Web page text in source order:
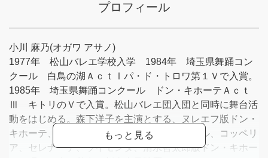
プロフィール
小川 麻乃(オガワ アサノ)
1977年 松山バレエ学校入学 1984年 埼玉県舞踊コン
クール 白鳥の湖ＡｃｔⅠパ・ド・トロワ第１Ｖで入賞。
1985年 埼玉県舞踊コンクール ドン・キホーテＡｃｔ
Ⅲ キトリのＶで入賞。松山バレエ団入団と同時に舞台活
動をはじめる。森下洋子を主演とする、ヌレエフ版ドン・
キホーテ、白鳥の湖、くるみ割り人形、ジゼル、コッペリ
ア、セレナーデ、ライモンダ、清水哲太郎版ドン・キホー